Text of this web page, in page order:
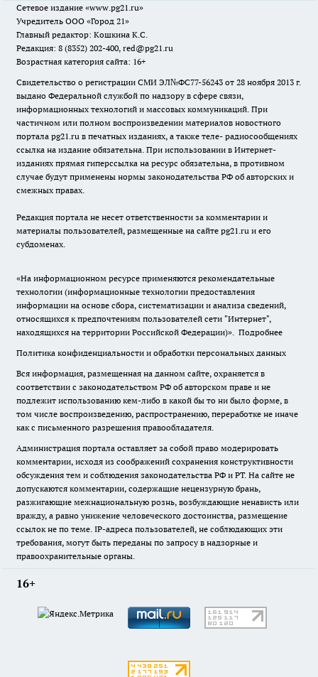
Сетевое издание «www.pg21.ru»
Учредитель ООО «Город 21»
Главный редактор: Кошкина К.С.
Редакция: 8 (8352) 202-400, red@pg21.ru
Возрастная категория сайта: 16+
Свидетельство о регистрации СМИ ЭЛ№ФС77-56243 от 28 ноября 2013 г.
выдано Федеральной службой по надзору в сфере связи,
информационных технологий и массовых коммуникаций. При
частичном или полном воспроизведении материалов новостного
портала pg21.ru в печатных изданиях, а также теле- радиосообщениях
ссылка на издание обязательна. При использовании в Интернет-
изданиях прямая гиперссылка на ресурс обязательна, в противном
случае будут применены нормы законодательства РФ об авторских и
смежных правах.
Редакция портала не несет ответственности за комментарии и
материалы пользователей, размещенные на сайте pg21.ru и его
субдоменах.
«На информационном ресурсе применяются рекомендательные
технологии (информационные технологии предоставления
информации на основе сбора, систематизации и анализа сведений,
относящихся к предпочтениям пользователей сети "Интернет",
находящихся на территории Российской Федерации)». Подробнее
Политика конфиденциальности и обработки персональных данных
Вся информация, размещенная на данном сайте, охраняется в
соответствии с законодательством РФ об авторском праве и не
подлежит использованию кем-либо в какой бы то ни было форме, в
том числе воспроизведению, распространению, переработке не иначе
как с письменного разрешения правообладателя.
Администрация портала оставляет за собой право модерировать
комментарии, исходя из соображений сохранения конструктивности
обсуждения тем и соблюдения законодательства РФ и РТ. На сайте не
допускаются комментарии, содержащие нецензурную брань,
разжигающие межнациональную рознь, возбуждающие ненависть или
вражду, а равно унижение человеческого достоинства, размещение
ссылок не по теме. IP-адреса пользователей, не соблюдающих эти
требования, могут быть переданы по запросу в надзорные и
правоохранительные органы.
16+